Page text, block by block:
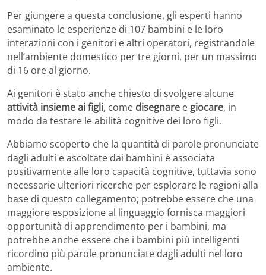
Per giungere a questa conclusione, gli esperti hanno
esaminato le esperienze di 107 bambini e le loro
interazioni con i genitori e altri operatori, registrandole
nell’ambiente domestico per tre giorni, per un massimo
di 16 ore al giorno.
Ai genitori è stato anche chiesto di svolgere alcune
attività insieme ai figli, come disegnare e giocare, in
modo da testare le abilità cognitive dei loro figli.
Abbiamo scoperto che la quantità di parole pronunciate
dagli adulti e ascoltate dai bambini è associata
positivamente alle loro capacità cognitive, tuttavia sono
necessarie ulteriori ricerche per esplorare le ragioni alla
base di questo collegamento; potrebbe essere che una
maggiore esposizione al linguaggio fornisca maggiori
opportunità di apprendimento per i bambini, ma
potrebbe anche essere che i bambini più intelligenti
ricordino più parole pronunciate dagli adulti nel loro
ambiente.